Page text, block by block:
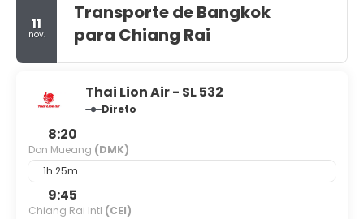
11
nov.
Transporte de Bangkok
para Chiang Rai
Thai Lion Air - SL 532
Direto
8:20
Don Mueang (DMK)
1h 25m
9:45
Chiang Rai Intl (CEI)